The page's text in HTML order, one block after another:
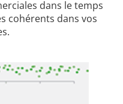
dans le temps
cohérents dans vos